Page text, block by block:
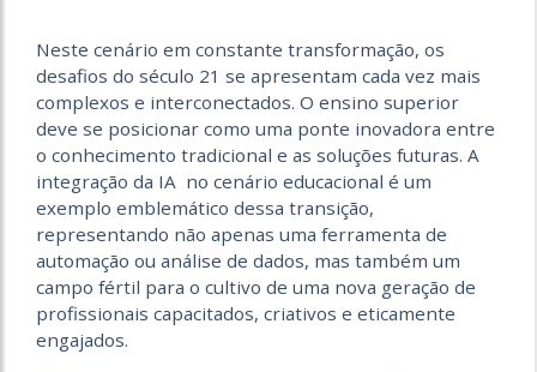
Neste cenário em constante transformação, os
desafios do século 21 se apresentam cada vez mais
complexos e interconectados. O ensino superior
deve se posicionar como uma ponte inovadora entre
o conhecimento tradicional e as soluções futuras. A
integração da IA no cenário educacional é um
exemplo emblemático dessa transição,
representando não apenas uma ferramenta de
automação ou análise de dados, mas também um
campo fértil para o cultivo de uma nova geração de
profissionais capacitados, criativos e eticamente
engajados.